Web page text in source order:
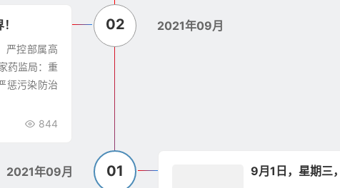
02
严控部属高
药监局：重
惩污染防治
2021年09月
844
01 9月1日，星期三
2021年09月